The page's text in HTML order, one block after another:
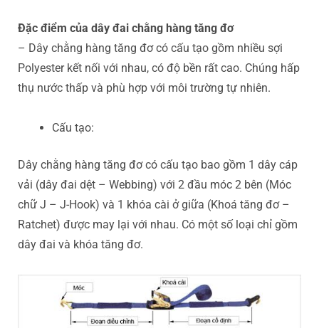
Đặc điểm của dây đai chằng hàng tăng đơ
– Dây chằng hàng tăng đơ có cấu tạo gồm nhiều sợi
Polyester kết nối với nhau, có độ bền rất cao. Chúng hấp
thụ nước thấp và phù hợp với môi trường tự nhiên.
Cấu tạo:
Dây chằng hàng tăng đơ có cấu tạo bao gồm 1 dây cáp
vải (dây đai dệt – Webbing) với 2 đầu móc 2 bên (Móc
chữ J – J-Hook) và 1 khóa cài ở giữa (Khoá tăng đơ –
Ratchet) được may lại với nhau. Có một số loại chỉ gồm
dây đai và khóa tăng đơ.